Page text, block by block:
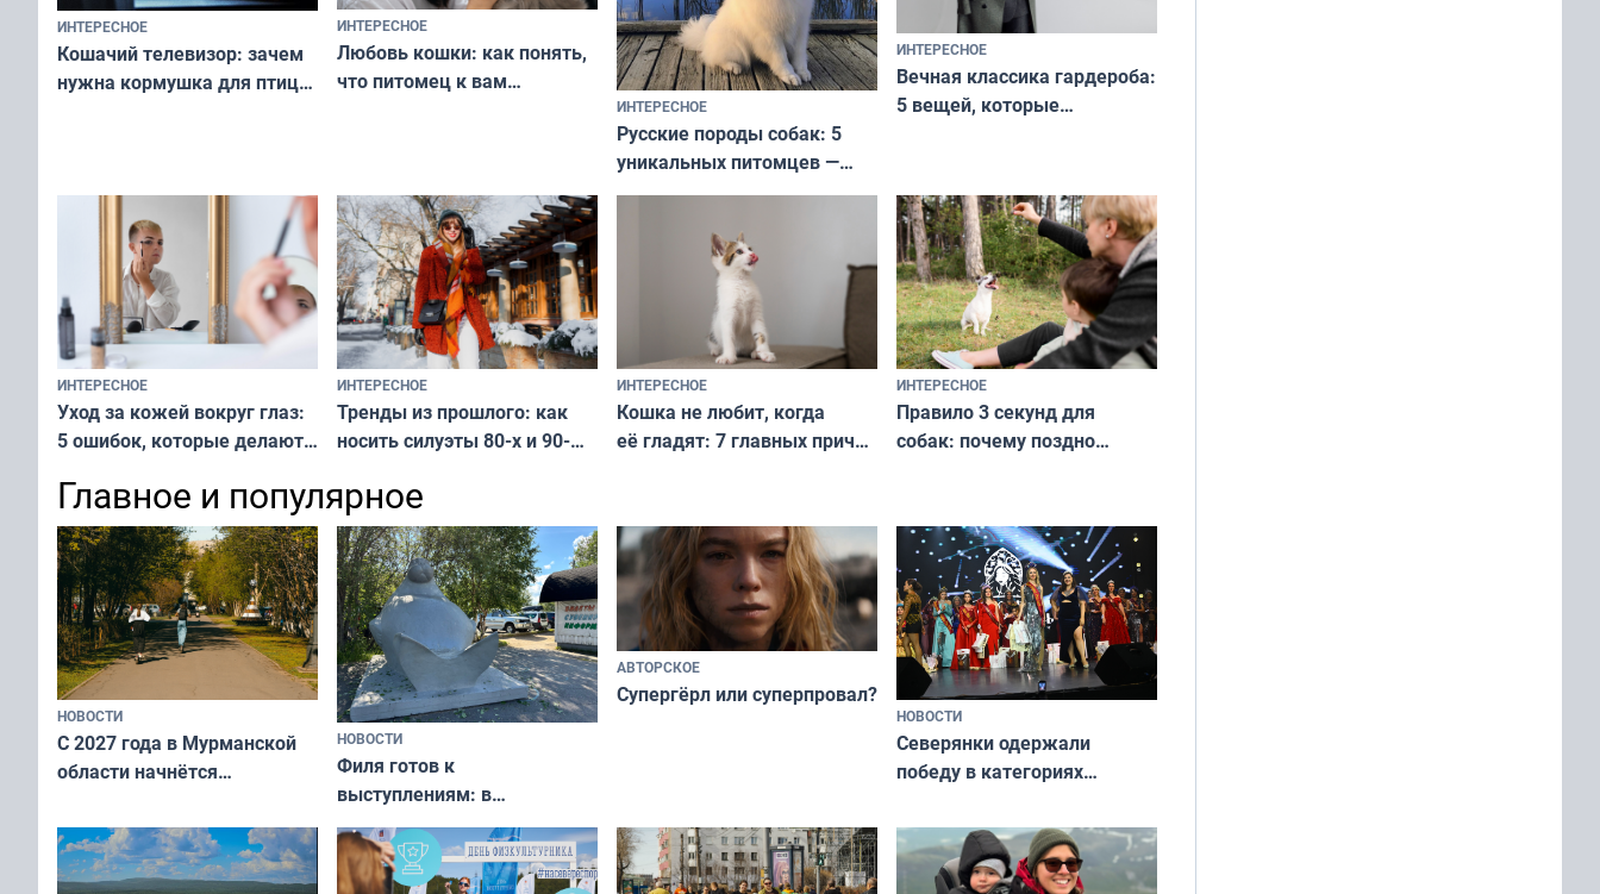
ИНТЕРЕСНОЕ
Кошачий телевизор: зачем
нужна кормушка для птиц
ИНТЕРЕСНОЕ
Любовь кошки: как понять,
что питомец к вам
ИНТЕРЕСНОЕ
Русские породы собак: 5
уникальных питомцев —
национальные сокровища
и характером
ИНТЕРЕСНОЕ
Вечная классика гардероба:
5 вещей, которые
и актуально в любой сезон
ИНТЕРЕСНОЕ
Уход за кожей вокруг глаз:
5 ошибок, которые делают
и вернуть свежий взгляд
без дорогих средств
ИНТЕРЕСНОЕ
Тренды из прошлого: как
носить силуэты 80-х и 90-
современно и стильно без
переплат
ИНТЕРЕСНОЕ
Кошка не любит, когда
её гладят: 7 главных причин
независимому питомцу
ИНТЕРЕСНОЕ
Правило 3 секунд для
собак: почему поздно
питомцу всё сразу и без
криков
Главное и популярное
НОВОСТИ
С 2027 года в Мурманской
области начнётся
подростков от ВПЧ
НОВОСТИ
Филя готов к
выступлениям: в
мурманском океанариуме
рассказали о состоянии
тюленей
АВТОРСКОЕ
Супергёрл или суперпровал?
НОВОСТИ
Северянки одержали
победу в категориях
«Мисс и Миссис Великая
Русь»